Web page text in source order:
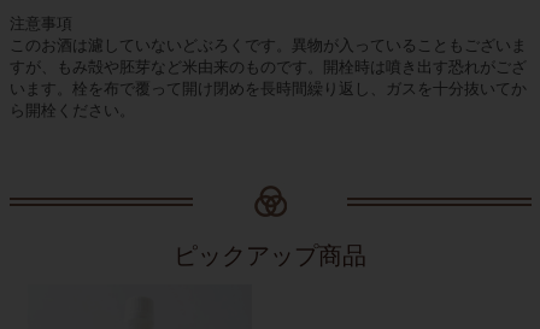
注意事項
このお酒は濾していないどぶろくです。異物が入っていることもございま
すが、もみ殻や胚芽など米由来のものです。開栓時は噴き出す恐れがござ
います。栓を布で覆って開け閉めを長時間繰り返し、ガスを十分抜いてか
ら開栓ください。
ピックアップ商品